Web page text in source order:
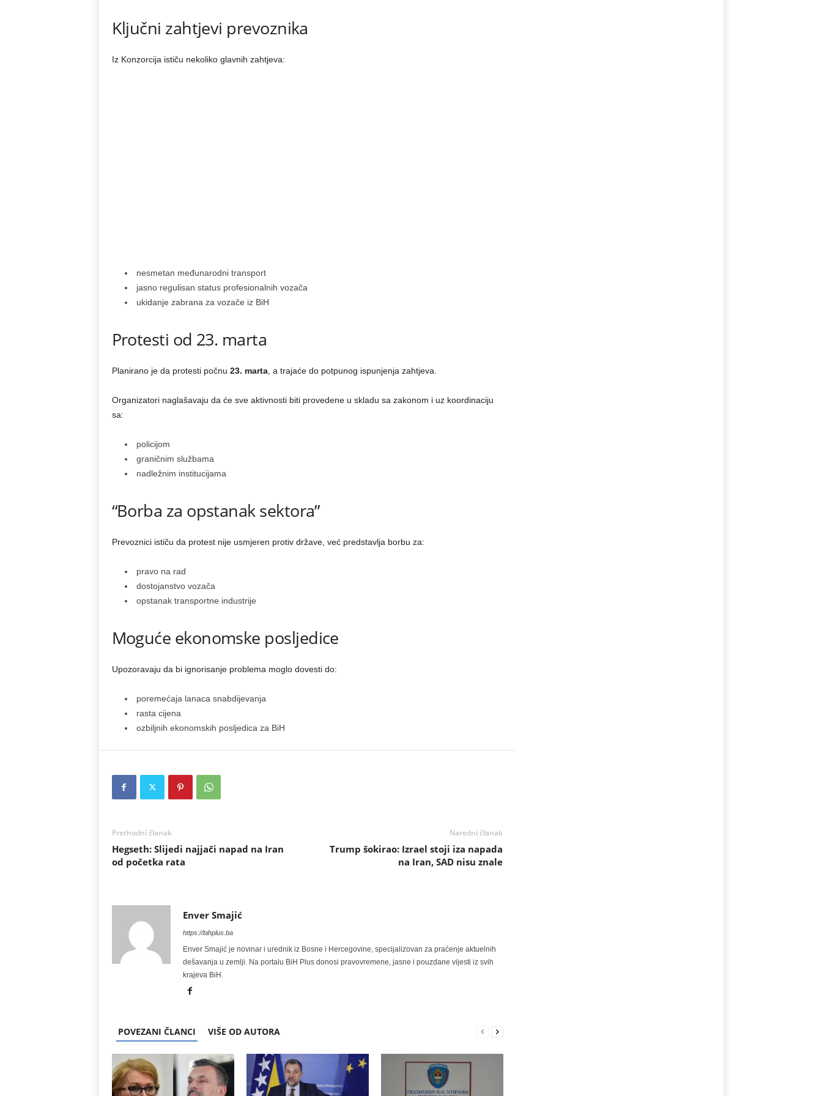
Ključni zahtjevi prevoznika
Iz Konzorcija ističu nekoliko glavnih zahtjeva:
nesmetan međunarodni transport
jasno regulisan status profesionalnih vozača
ukidanje zabrana za vozače iz BiH
Protesti od 23. marta
Planirano je da protesti počnu 23. marta, a trajaće do potpunog ispunjenja zahtjeva.
Organizatori naglašavaju da će sve aktivnosti biti provedene u skladu sa zakonom i uz koordinaciju
sa:
policijom
graničnim službama
nadležnim institucijama
“Borba za opstanak sektora”
Prevoznici ističu da protest nije usmjeren protiv države, već predstavlja borbu za:
pravo na rad
dostojanstvo vozača
opstanak transportne industrije
Moguće ekonomske posljedice
Upozoravaju da bi ignorisanje problema moglo dovesti do:
poremećaja lanaca snabdijevanja
rasta cijena
ozbiljnih ekonomskih posljedica za BiH
Prethodni članak
Hegseth: Slijedi najjači napad na Iran
od početka rata
Naredni članak
Trump šokirao: Izrael stoji iza napada
na Iran, SAD nisu znale
Enver Smajić
https://bihplus.ba
Enver Smajić je novinar i urednik iz Bosne i Hercegovine, specijalizovan za praćenje aktuelnih
dešavanja u zemlji. Na portalu BiH Plus donosi pravovremene, jasne i pouzdane vijesti iz svih
krajeva BiH.
POVEZANI ČLANCI VIŠE OD AUTORA